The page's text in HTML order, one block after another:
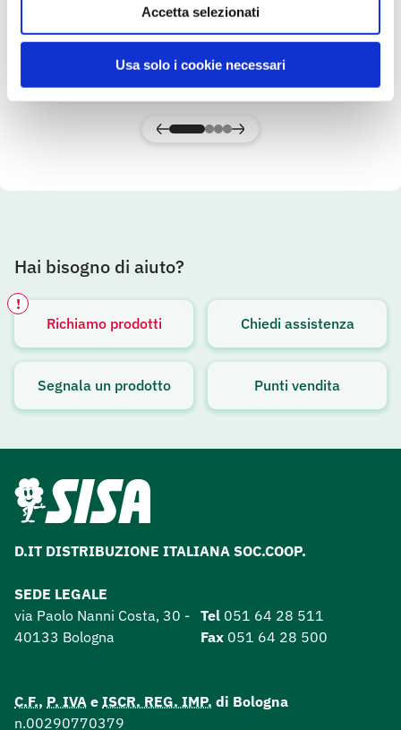
Accetta selezionati
Usa solo i cookie necessari
Gusto & Passione
Hai bisogno di aiuto?
Richiamo prodotti
!
Avviso attivo
Chiedi assistenza
Segnala un prodotto Punti vendita
D.IT DISTRIBUZIONE ITALIANA SOC.COOP.
SEDE LEGALE
via Paolo Nanni Costa, 30 -
40133 Bologna
Tel 051 64 28 511
Fax 051 64 28 500
C.F., P. IVA e ISCR. REG. IMP. di Bologna
n.00290770379